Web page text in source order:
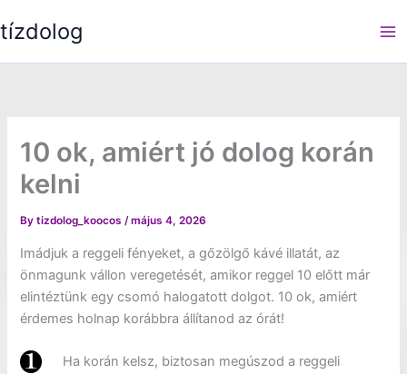
to
tízdolog
10 ok, amiért jó dolog korán
kelni
Bytizdolog_koocos/május 4, 2026
Imádjuk a reggeli fényeket, a gőzölgő kávé illatát, az
önmagunk vállon veregetését, amikor reggel 10 előtt már
elintéztünk egy csomó halogatott dolgot. 10 ok, amiért
érdemes holnap korábbra állítanod az órát!
Ha korán kelsz, biztosan megúszod a reggeli